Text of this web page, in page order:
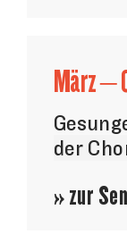
März –
der
» zur